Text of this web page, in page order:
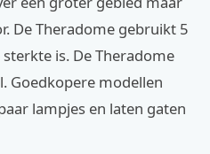
De Theradome gebruikt 5
is. De Theradome
Goedkopere modellen
lampjes en laten gaten